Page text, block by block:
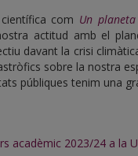
com Un
actitud amb el
davant la crisi
sobre la nostra
públiques tenim una
acadèmic 2023/24 a la